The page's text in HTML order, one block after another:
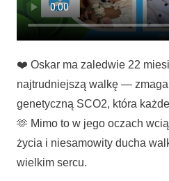
❤️ Oskar ma zaledwie 22
najtrudniejszą walkę —
genetyczną SCO2, która
🫶 Mimo to w jego oczach
życia i niesamowity ducha
wielkim sercu.